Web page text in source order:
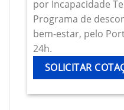
por Incapacidade
Programa de
bem-estar, pelo
24h.
SOLICITAR